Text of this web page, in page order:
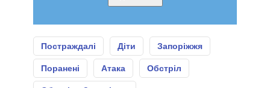
Постраждалі Діти Запоріжжя
Поранені Атака Обстріл